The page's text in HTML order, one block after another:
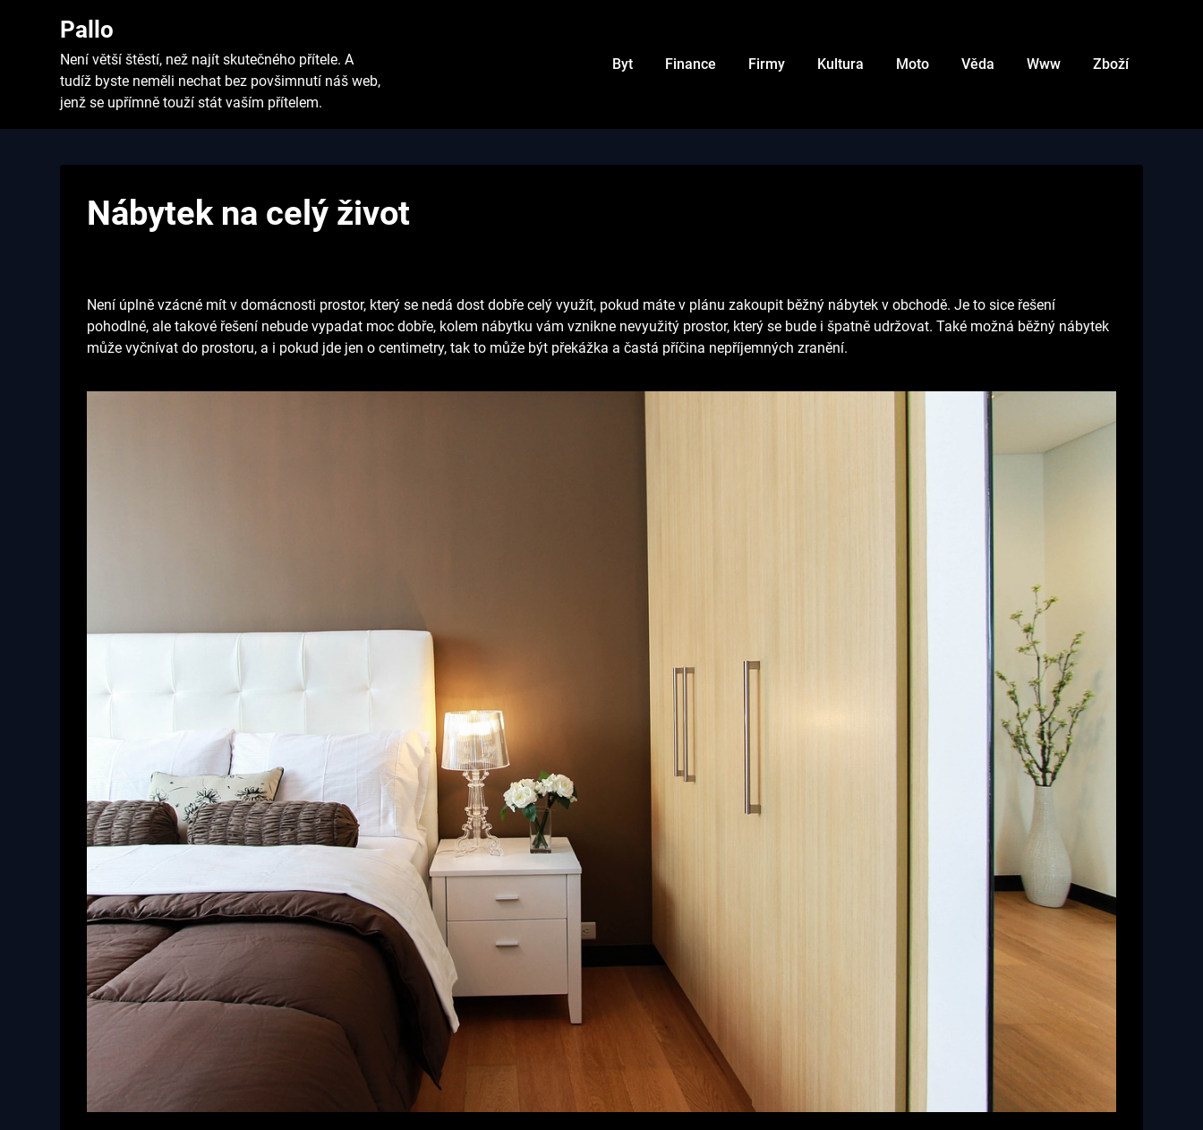
Pallo
Není větší štěstí, než najít skutečného přítele. A
tudíž byste neměli nechat bez povšimnutí náš web,
jenž se upřímně touží stát vaším přítelem.
Byt Finance Firmy Kultura Moto Věda Www Zboží
Nábytek na celý život
Není úplně vzácné mít v domácnosti prostor, který se nedá dost dobře celý využít, pokud máte v plánu zakoupit běžný nábytek v obchodě. Je to sice řešení
pohodlné, ale takové řešení nebude vypadat moc dobře, kolem nábytku vám vznikne nevyužitý prostor, který se bude i špatně udržovat. Také možná běžný nábytek
může vyčnívat do prostoru, a i pokud jde jen o centimetry, tak to může být překážka a častá příčina nepříjemných zranění.